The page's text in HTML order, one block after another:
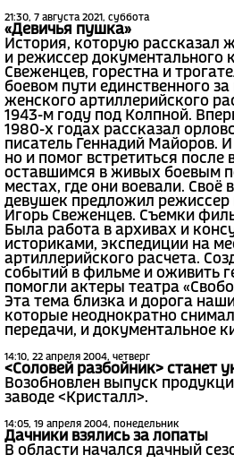
21:30, 7 августа 2021, суббота
«Девичья пушка»
История, которую рассказал
и режиссер документального
Свеженцев, горестна и
боевом пути единственного
женского артиллерийского
1943-м году под Колпной.
1980-х годах рассказал
писатель Геннадий Майоров.
но и помог встретиться после
оставшимся в живых боевым
местах, где они воевали. Своё
девушек предложил режиссер
Игорь Свеженцев. Съемки
Была работа в архивах и
историками, экспедиции на
артиллерийского расчета.
событий в фильме и оживить
помогли актеры театра
Эта тема близка и дорога
которые неоднократно
передачи, и документальное
14:10, 22 апреля 2004, четверг
<Соловей разбойник> станет
Возобновлен выпуск
заводе <Кристалл>.
14:05, 19 апреля 2004, понедельник
Дачники взялись за лопаты
В области начался дачный